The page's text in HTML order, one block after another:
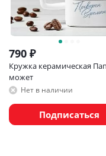
790 ₽
Кружка керамическая
может
Нет в наличии
Подписаться